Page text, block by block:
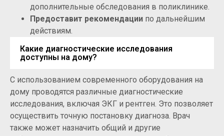
дополнительные обследования в поликлинике.
Предоставит рекомендации по дальнейшим
действиям.
Какие диагностические исследования
доступны на дому?
С использованием современного оборудования на
дому проводятся различные диагностические
исследования, включая ЭКГ и рентген. Это позволяет
осуществить точную постановку диагноза. Врач
также может назначить общий и другие